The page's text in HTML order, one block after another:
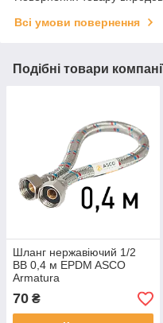
Всі умови повернення
Подібні товари
Шланг нержавіючий 1/2
ВВ 0,4 м EPDM ASCO
Armatura
70 ₴